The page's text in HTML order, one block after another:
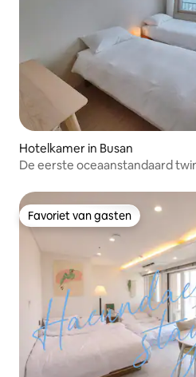
Hotelkamer in Busan
De eerste oceaanstandaard
Favoriet van gasten
Favoriet van gasten